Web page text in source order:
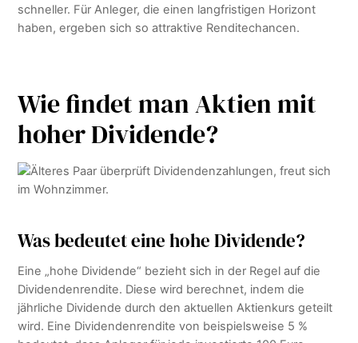
schneller. Für Anleger, die einen langfristigen Horizont
haben, ergeben sich so attraktive Renditechancen.
Wie findet man Aktien mit
hoher Dividende?
Was bedeutet eine hohe Dividende?
Eine „hohe Dividende“ bezieht sich in der Regel auf die
Dividendenrendite. Diese wird berechnet, indem die
jährliche Dividende durch den aktuellen Aktienkurs geteilt
wird. Eine Dividendenrendite von beispielsweise 5 %